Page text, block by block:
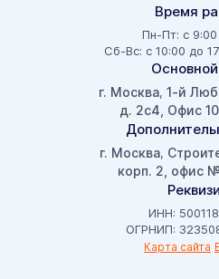
Время
Пн-Пт: с
Сб-Вс: с 10:00 до
г. Москва, 1-й
д. 2с4, Офис
г. Москва,
корп. 2, офис
ИНН:
ОГРНИП:
Карта сайта